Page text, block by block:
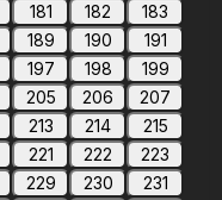
181 182
183
189 190
191
197 198
199
205 206
207
213 214
215
221 222
223
229 230
231